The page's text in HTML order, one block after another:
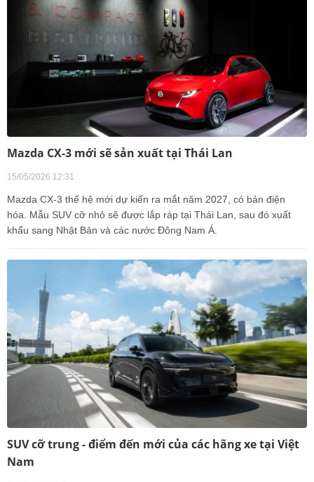
Mazda CX-3 mới sẽ sản xuất tại Thái Lan
15/05/2026 12:31
Mazda CX-3 thế hệ mới dự kiến ra mắt năm 2027, có bản điện
hóa. Mẫu SUV cỡ nhỏ sẽ được lắp ráp tại Thái Lan, sau đó xuất
khẩu sang Nhật Bản và các nước Đông Nam Á.
SUV cỡ trung - điểm đến mới của các hãng xe tại Việt
Nam